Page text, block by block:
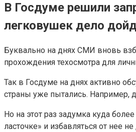
В Госдуме решили
легковушек дело
Буквально на днях СМИ вновь
прохождения техосмотра для
Так в Госдуме на днях активно
страны уже пытались. Например,
Но на этот раз задумка куда
ласточке» и избавляться от нее не